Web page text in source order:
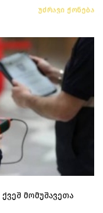
უძრავი ქონება
მომუშავეთა